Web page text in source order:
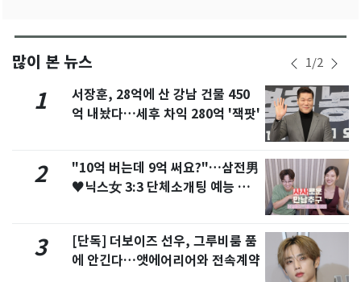
많이 본 뉴스 1/2
1
서장훈, 28억에 산 강남 건물 450
억 내놨다…세후 차익 280억 '잭팟'
2
"10억 버는데 9억 써요?"…삼전男
♥닉스女 3:3 단체소개팅 예능 화
3
[단독] 더보이즈 선우, 그루비룸 품
에 안긴다…앳에어리어와 전속계약